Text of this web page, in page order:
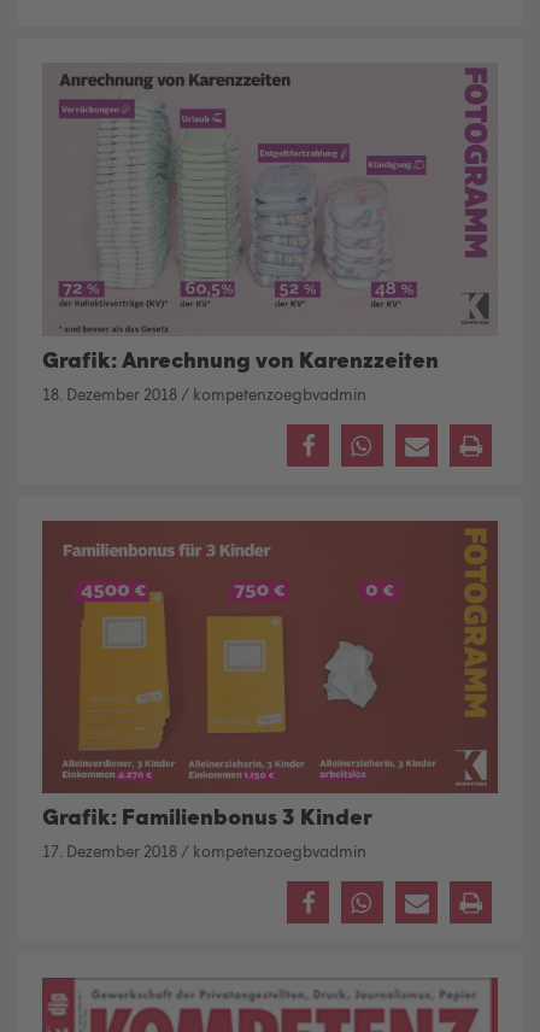
Grafik: Anrechnung von Karenzzeiten
18. Dezember 2018 / kompetenzoegbvadmin
Grafik: Familienbonus 3 Kinder
17. Dezember 2018 / kompetenzoegbvadmin